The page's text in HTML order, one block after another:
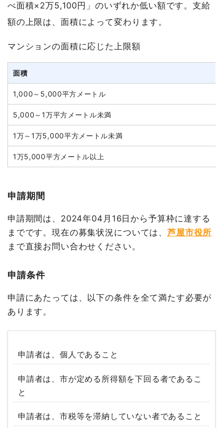
べ面積×2万5,100円」のいずれか低い額です。支給
額の上限は、面積によって変わります。
マンションの面積に応じた上限額
面積
1,000～5,000平方メートル
5,000～1万平方メートル未満
1万～1万5,000平方メートル未満
1万5,000平方メートル以上
申請期間
申請期間は、2024年04月16日から予算枠に達する
までです。現在の募集状況については、芦屋市役所
まで直接お問い合わせください。
申請条件
申請にあたっては、以下の条件を全て満たす必要が
あります。
申請者は、個人であること
申請者は、市が定める所得額を下回る者であるこ
と
申請者は、市税等を滞納していない者であること